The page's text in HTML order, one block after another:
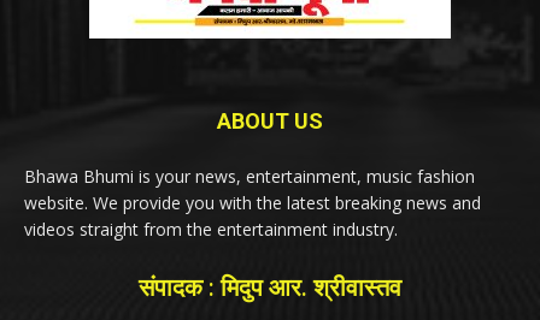
ABOUT US
Bhawa Bhumi is your news, entertainment, music fashion
website. We provide you with the latest breaking news and
videos straight from the entertainment industry.
संपादक : मिदुप आर. श्रीवास्तव